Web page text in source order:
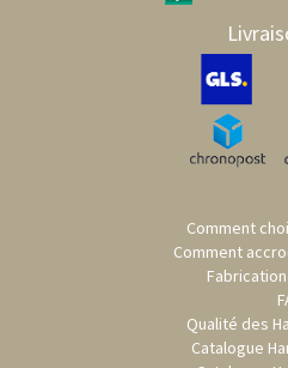
Comment
Comment
Qualité des
Catalogue